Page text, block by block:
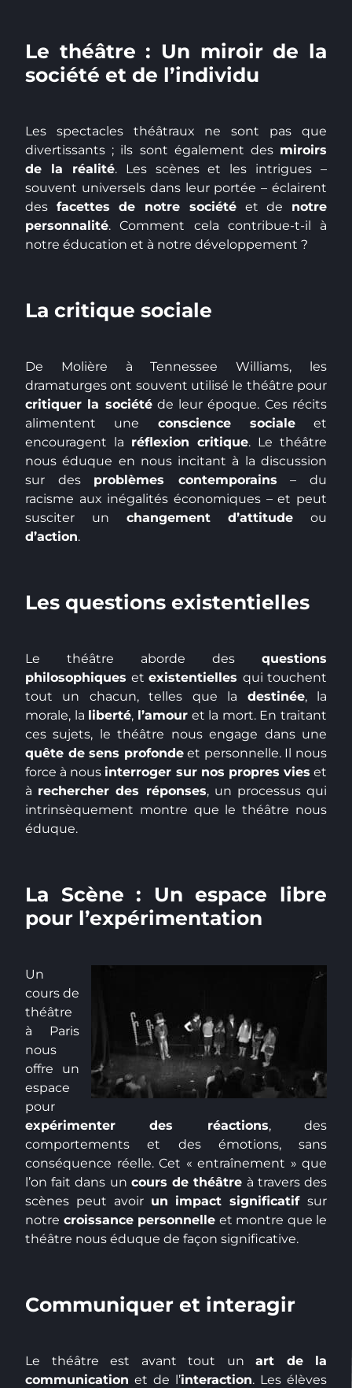
Le théâtre : Un miroir de la
société et de l’individu
Les spectacles théâtraux ne sont pas que
divertissants ; ils sont également des miroirs
de la réalité. Les scènes et les intrigues –
souvent universels dans leur portée – éclairent
des facettes de notre sociétéet de notre
personnalité. Comment cela contribue-t-il à
notre éducation et à notre développement ?
La critique sociale
De Molière à Tennessee Williams, les
dramaturges ont souvent utilisé le théâtre pour
critiquer la sociétéde leur époque. Ces récits
alimentent une conscience socialeet
encouragent la réflexion critique. Le théâtre
nous éduque en nous incitant à la discussion
sur des problèmes contemporains – du
racisme aux inégalités économiques – et peut
susciter un changement d’attitude ou
d’action.
Les questions existentielles
Le théâtre aborde des questions
philosophiques et existentielles qui touchent
tout un chacun, telles que la destinée, la
morale, la liberté, l’amouret la mort. En traitant
ces sujets, le théâtre nous engage dans une
quête de sens profondeet personnelle. Il nous
force à nous interroger sur nos propres vies et
à rechercher des réponses, un processus qui
intrinsèquement montre que le théâtre nous
éduque.
La Scène : Un espace libre
pour l’expérimentation
Un
cours de
théâtre
à Paris
nous
offre un
espace
pour
expérimenter des réactions, des
comportements et des émotions, sans
conséquence réelle. Cet « entraînement » que
l’on fait dans un cours de théâtre à travers des
scènes peut avoir un impact significatif sur
notre croissance personnelle et montre que le
théâtre nous éduque de façon significative.
Communiquer et interagir
Le théâtre est avant tout un art de la
communication et de l’interaction. Les élèves